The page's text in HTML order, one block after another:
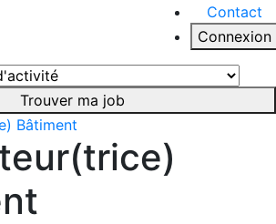
Contact
Connexion
Trouver ma job